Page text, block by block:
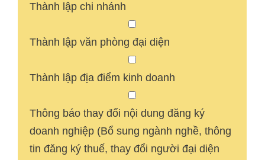
Thành lập chi nhánh
Thành lập văn phòng đại diện
Thành lập địa điểm kinh doanh
Thông báo thay đổi nội dung đăng ký
doanh nghiệp (Bổ sung ngành nghề, thông
tin đăng ký thuế, thay đổi người đại diện